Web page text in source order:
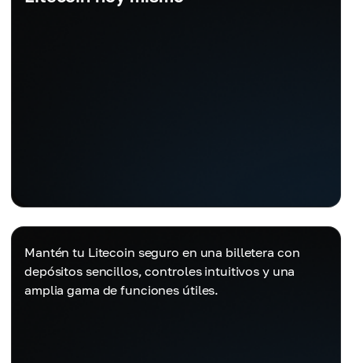
Mantén tu Litecoin seguro en una billetera con
depósitos sencillos, controles intuitivos y una
amplia gama de funciones útiles.